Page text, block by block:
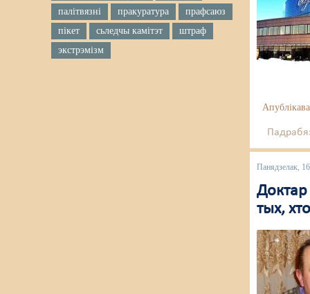
палітвязні
пракуратура
прафсаюз
пікет
сьледчы камітэт
штраф
экстрэмізм
Панядзелак,
Доктар
тых,